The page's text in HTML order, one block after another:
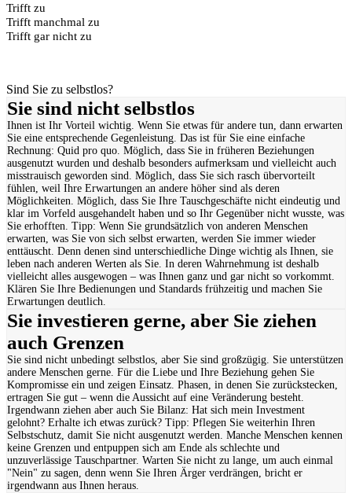
Trifft zu
Trifft manchmal zu
Trifft gar nicht zu
Sind Sie zu selbstlos?
Sie sind nicht selbstlos
Ihnen ist Ihr Vorteil wichtig. Wenn Sie etwas für andere tun, dann erwarten
Sie eine entsprechende Gegenleistung. Das ist für Sie eine einfache
Rechnung: Quid pro quo. Möglich, dass Sie in früheren Beziehungen
ausgenutzt wurden und deshalb besonders aufmerksam und vielleicht auch
misstrauisch geworden sind. Möglich, dass Sie sich rasch übervorteilt
fühlen, weil Ihre Erwartungen an andere höher sind als deren
Möglichkeiten. Möglich, dass Sie Ihre Tauschgeschäfte nicht eindeutig und
klar im Vorfeld ausgehandelt haben und so Ihr Gegenüber nicht wusste, was
Sie erhofften. Tipp: Wenn Sie grundsätzlich von anderen Menschen
erwarten, was Sie von sich selbst erwarten, werden Sie immer wieder
enttäuscht. Denn denen sind unterschiedliche Dinge wichtig als Ihnen, sie
leben nach anderen Werten als Sie. In deren Wahrnehmung ist deshalb
vielleicht alles ausgewogen – was Ihnen ganz und gar nicht so vorkommt.
Klären Sie Ihre Bedienungen und Standards frühzeitig und machen Sie
Erwartungen deutlich.
Sie investieren gerne, aber Sie ziehen
auch Grenzen
Sie sind nicht unbedingt selbstlos, aber Sie sind großzügig. Sie unterstützen
andere Menschen gerne. Für die Liebe und Ihre Beziehung gehen Sie
Kompromisse ein und zeigen Einsatz. Phasen, in denen Sie zurückstecken,
ertragen Sie gut – wenn die Aussicht auf eine Veränderung besteht.
Irgendwann ziehen aber auch Sie Bilanz: Hat sich mein Investment
gelohnt? Erhalte ich etwas zurück? Tipp: Pflegen Sie weiterhin Ihren
Selbstschutz, damit Sie nicht ausgenutzt werden. Manche Menschen kennen
keine Grenzen und entpuppen sich am Ende als schlechte und
unzuverlässige Tauschpartner. Warten Sie nicht zu lange, um auch einmal
"Nein" zu sagen, denn wenn Sie Ihren Ärger verdrängen, bricht er
irgendwann aus Ihnen heraus.